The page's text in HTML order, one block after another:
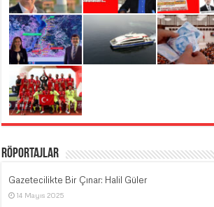
Röportajlar
Gazetecilikte Bir Çınar: Halil Güler
14 Mayıs 2025